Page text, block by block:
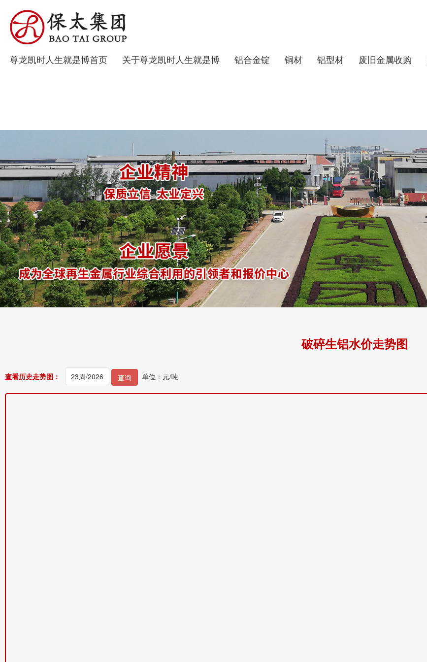
尊龙凯时人生就是博首页 关于尊龙凯时人生就是博 铝合金锭 铜材 铝型材 废旧金属收购
破碎生铝水价走势图
查看历史走势图： 查询 单位：元/吨